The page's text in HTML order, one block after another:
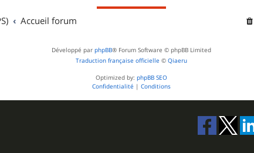
Accueil forum
Développé par phpBB® Forum Software © phpBB Limited
Traduction française officielle © Qiaeru
Optimized by: phpBB SEO
Confidentialité | Conditions